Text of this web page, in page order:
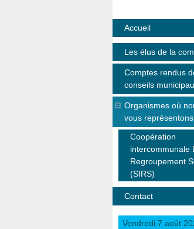
Accueil
Les élus de la
Comptes rendus
conseils
Organismes où
vous représentons
Coopération
intercommunale
Regroupement
(SIRS)
Contact
Vendredi 7 août